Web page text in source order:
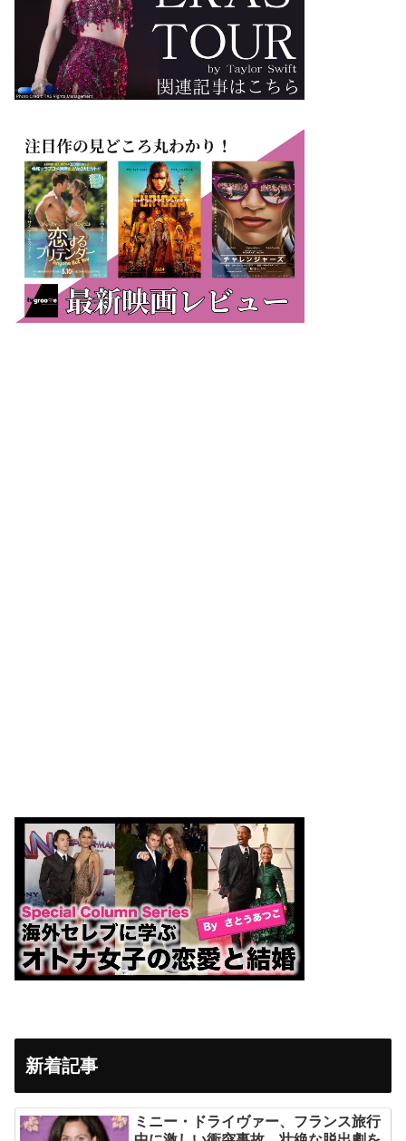
新着記事
ミニー・ドライヴァー、フランス旅行